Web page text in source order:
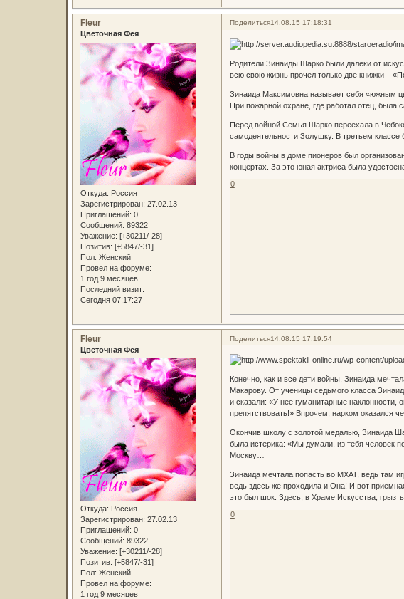
Поделиться14.08.15 17:18:31
Fleur
Цветочная Фея
Откуда: Россия
Зарегистрирован: 27.02.13
Приглашений: 0
Сообщений: 89322
Уважение: [+30211/-28]
Позитив: [+5847/-31]
Пол: Женский
Провел на форуме:
1 год 9 месяцев
Последний визит:
Сегодня 07:17:27
Родители Зинаиды Шарко были далеки от
всю свою жизнь прочел только две книжки –
Зинаида Максимовна называет себя «южным
При пожарной охране, где работал отец,
Перед войной Семья Шарко переехала в
самодеятельности Золушку. В третьем
В годы войны в доме пионеров был
концертах. За это юная актриса была
0
Поделиться14.08.15 17:19:54
Fleur
Цветочная Фея
Откуда: Россия
Зарегистрирован: 27.02.13
Приглашений: 0
Сообщений: 89322
Уважение: [+30211/-28]
Позитив: [+5847/-31]
Пол: Женский
Провел на форуме:
1 год 9 месяцев
Конечно, как и все дети войны, Зинаида
Макарову. От ученицы седьмого класса
и сказали: «У нее гуманитарные
препятствовать!» Впрочем, нарком оказался
Окончив школу с золотой медалью, Зинаида
была истерика: «Мы думали, из тебя человек
Москву…
Зинаида мечтала попасть во МХАТ, ведь там
ведь здесь же проходила и Она! И вот
это был шок. Здесь, в Храме Искусства,
0